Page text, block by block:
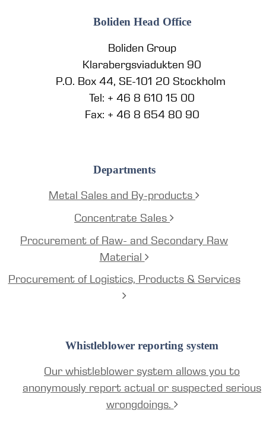
Boliden Head Office
Boliden Group
Klarabergsviadukten 90
P.O. Box 44, SE-101 20 Stockholm
Tel: + 46 8 610 15 00
Fax: + 46 8 654 80 90
Departments
Metal Sales and By-products
Concentrate Sales
Procurement of Raw- and Secondary Raw
Material
Procurement of Logistics, Products & Services
Whistleblower reporting system
Our whistleblower system allows you to
anonymously report actual or suspected serious
wrongdoings.